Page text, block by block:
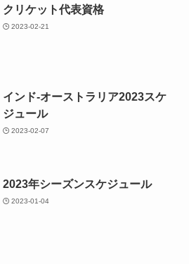
クリケット代表資格
2023-02-21
インド-オーストラリア2023スケ
ジュール
2023-02-07
2023年シーズンスケジュール
2023-01-04